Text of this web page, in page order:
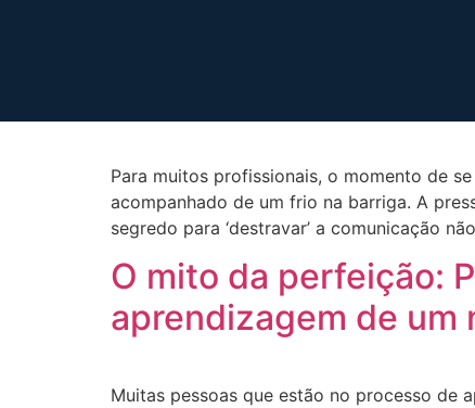
Inglês no trabalho:
Para muitos profissionais, o momento de
acompanhado de um frio na barriga. A
segredo para ‘destravar’ a comunicação
O mito da perfeição:
aprendizagem de um
Muitas pessoas que estão no processo de